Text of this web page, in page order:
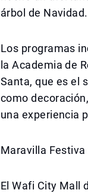
árbol de Navidad.
Los programas
la Academia de
Santa, que es el
como
una experiencia
Maravilla Festiva
El Wafi City Mall